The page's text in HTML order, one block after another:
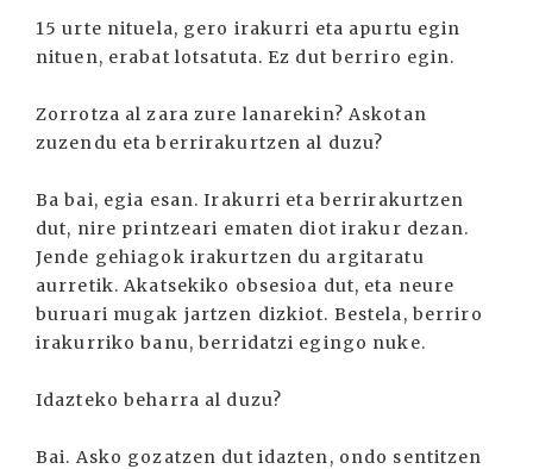
15 urte nituela, gero irakurri eta apurtu egin
nituen, erabat lotsatuta. Ez dut berriro egin.
Zorrotza al zara zure lanarekin? Askotan
zuzendu eta berrirakurtzen al duzu?
Ba bai, egia esan. Irakurri eta berrirakurtzen
dut, nire printzeari ematen diot irakur dezan.
Jende gehiagok irakurtzen du argitaratu
aurretik. Akatsekiko obsesioa dut, eta neure
buruari mugak jartzen dizkiot. Bestela, berriro
irakurriko banu, berridatzi egingo nuke.
Idazteko beharra al duzu?
Bai. Asko gozatzen dut idazten, ondo sentitzen